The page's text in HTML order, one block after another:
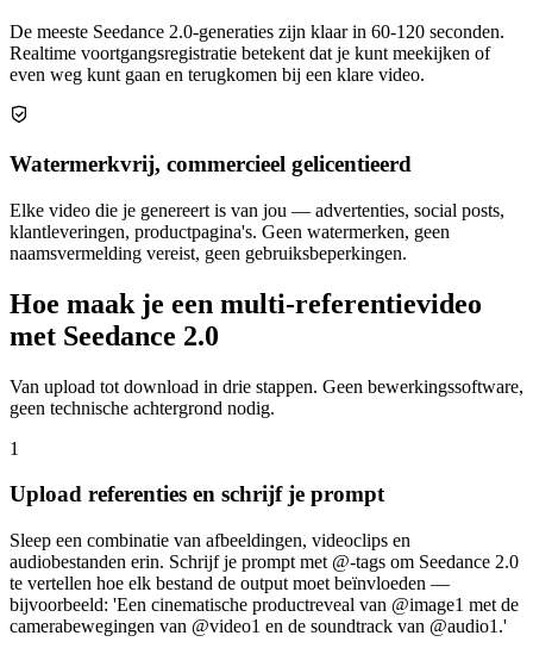
De meeste Seedance 2.0-generaties zijn klaar in 60-120 seconden.
Realtime voortgangsregistratie betekent dat je kunt meekijken of
even weg kunt gaan en terugkomen bij een klare video.
Watermerkvrij, commercieel gelicentieerd
Elke video die je genereert is van jou — advertenties, social posts,
klantleveringen, productpagina's. Geen watermerken, geen
naamsvermelding vereist, geen gebruiksbeperkingen.
Hoe maak je een multi-referentievideo
met Seedance 2.0
Van upload tot download in drie stappen. Geen bewerkingssoftware,
geen technische achtergrond nodig.
1
Upload referenties en schrijf je prompt
Sleep een combinatie van afbeeldingen, videoclips en
audiobestanden erin. Schrijf je prompt met @-tags om Seedance 2.0
te vertellen hoe elk bestand de output moet beïnvloeden —
bijvoorbeeld: 'Een cinematische productreveal van @image1 met de
camerabewegingen van @video1 en de soundtrack van @audio1.'